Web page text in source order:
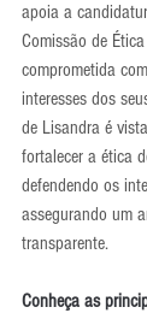
apoia a
Comissão de
comprometida
interesses dos
de Lisandra é
fortalecer a ética
defendendo os
assegurando um
transparente.
Conheça as